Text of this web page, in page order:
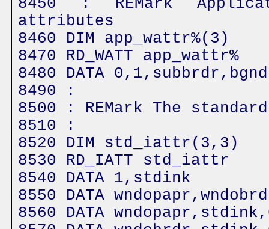
8450 : REMark
attributes
8460 DIM app_wattr%(3)
8470 RD_WATT app_wattr%
8480 DATA
8490 :
8500 : REMark The
8510 :
8520 DIM std_iattr(3,3)
8530 RD_IATT std_iattr
8540 DATA 1,stdink
8550 DATA
8560 DATA